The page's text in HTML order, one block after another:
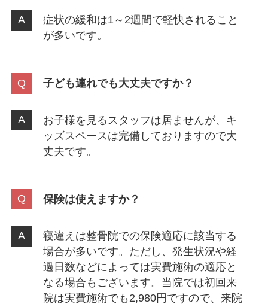
症状の緩和は1～2週間で軽快されること
が多いです。
子ども連れでも大丈夫ですか？
お子様を見るスタッフは居ませんが、キ
ッズスペースは完備しておりますので大
丈夫です。
保険は使えますか？
寝違えは整骨院での保険適応に該当する
場合が多いです。ただし、発生状況や経
過日数などによっては実費施術の適応と
なる場合もございます。当院では初回来
院は実費施術でも2,980円ですので、来院